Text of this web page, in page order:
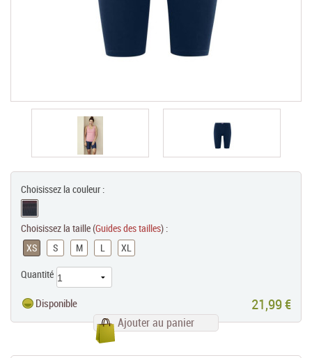
Choisissez la couleur :
Choisissez la taille (Guides des tailles) :
XS
S M L
XL
Quantité
Disponible 21,99 €
Ajouter au panier